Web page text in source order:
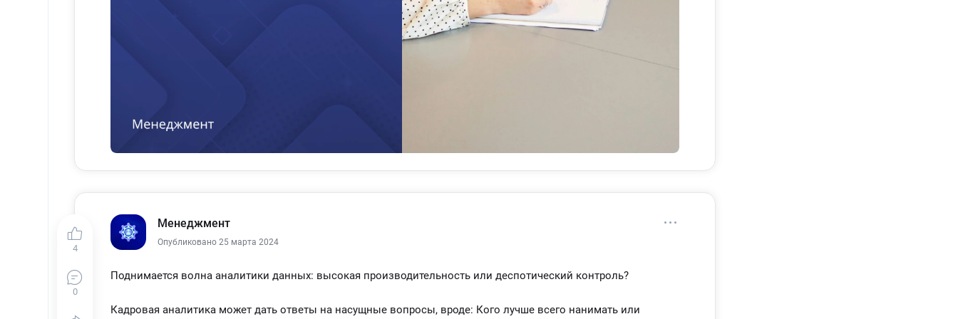
решений и управление человеческими ресурсами. Успешная реализация стратегии требует тщательного
планирования, координации усилий и эффективного руководства.
Заключительный этап - оценка стратегии. Он предполагает регулярный мониторинг и оценку эффективности
Эти компоненты представляют собой этапы, которые выполняются в хронологическом порядке при
Процесс стратегического управления - это непрерывный цикл, который требует постоянного внимания и
адаптации со стороны руководства. Организации, эффективно применяющие этот процесс, способны
оставаться гибкими, своевременно реагировать на изменения и поддерживать конкурентное преимущество
на рынке.
4
0
Менеджмент
Опубликовано 25 марта 2024
Поднимается волна аналитики данных: высокая производительность или деспотический контроль?
Кадровая аналитика может дать ответы на насущные вопросы, вроде: Кого лучше всего нанимать или